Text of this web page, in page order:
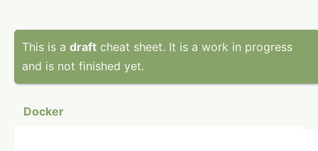
This is a draft cheat sheet. It is a work in progress
and is not finished yet.
Docker